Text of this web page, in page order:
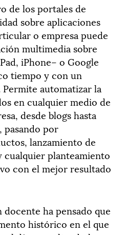
de los portales de
sobre aplicaciones
o empresa puede
multimedia sobre
iPhone– o Google
tiempo y con un
automatizar la
en cualquier medio de
desde blogs hasta
por
lanzamiento de
cualquier planteamiento
con el mejor resultado
docente ha pensado que
histórico en el que